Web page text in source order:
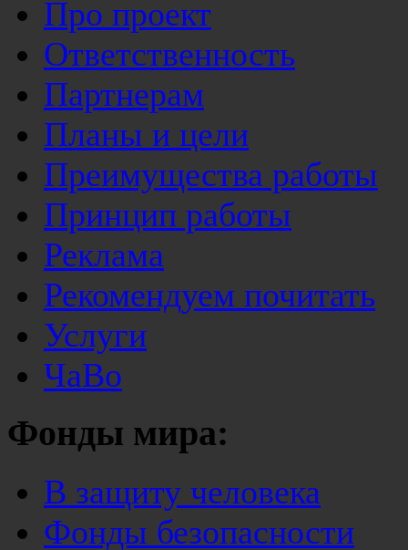
Про проект
Ответственность
Партнерам
Планы и цели
Преимущества работы
Принцип работы
Реклама
Рекомендуем почитать
Услуги
ЧаВо
Фонды мира:
В защиту человека
Фонды безопасности